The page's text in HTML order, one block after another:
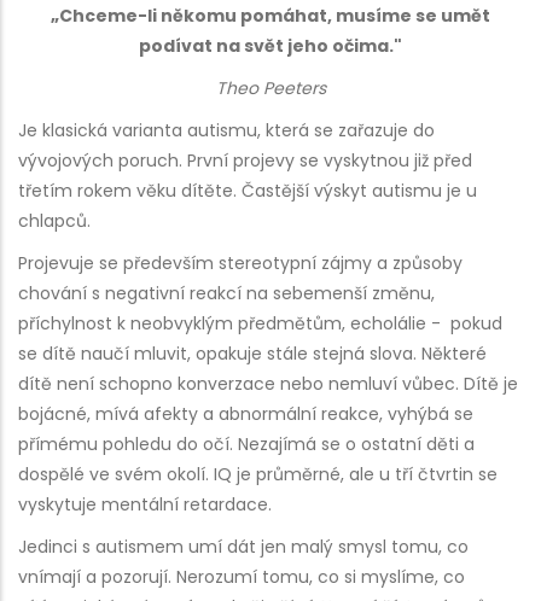
„Chceme-li někomu pomáhat, musíme se umět
podívat na svět jeho očima."
Theo Peeters
Je klasická varianta autismu, která se zařazuje do
vývojových poruch. První projevy se vyskytnou již před
třetím rokem věku dítěte. Častější výskyt autismu je u
chlapců.
Projevuje se především stereotypní zájmy a způsoby
chování s negativní reakcí na sebemenší změnu,
příchylnost k neobvyklým předmětům, echolálie - pokud
se dítě naučí mluvit, opakuje stále stejná slova. Některé
dítě není schopno konverzace nebo nemluví vůbec. Dítě je
bojácné, mívá afekty a abnormální reakce, vyhýbá se
přímému pohledu do očí. Nezajímá se o ostatní děti a
dospělé ve svém okolí. IQ je průměrné, ale u tří čtvrtin se
vyskytuje mentální retardace.
Jedinci s autismem umí dát jen malý smysl tomu, co
vnímají a pozorují. Nerozumí tomu, co si myslíme, co